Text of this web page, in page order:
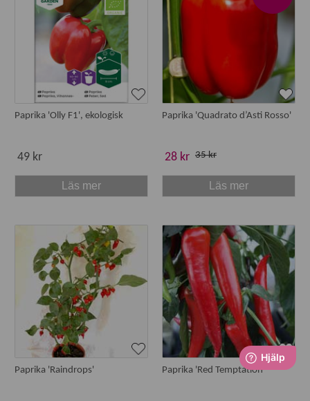
Paprika 'Olly F1', ekologisk
49 kr
Läs mer
Paprika 'Quadrato d’Asti Rosso'
28 kr 35 kr
Läs mer
Paprika 'Raindrops' Paprika 'Red Temptation'